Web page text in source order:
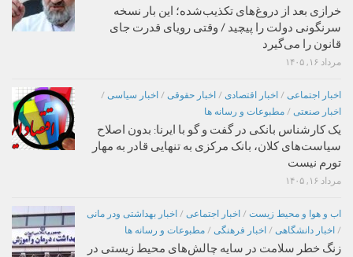
خرازی بعد از دروغ‌های تکذیب‌شده؛ این بار نسخه
سرنگونی دولت را پیچید / وقتی رویای قدرت جای
قانون را می‌گیرد
مرداد ۱۶, ۱۴۰۵
اخبار اجتماعی / اخبار اقتصادی / اخبار حقوقی / اخبار سیاسی /
اخبار صنعتی / مطبوعات و رسانه ها
یک کارشناس بانکی در گفت و گو با ایرنا: بدون اصلاح
سیاست‌های کلان، بانک مرکزی به تنهایی قادر به مهار
تورم نیست
مرداد ۱۶, ۱۴۰۵
اب و هوا و محیط زیست / اخبار اجتماعی / اخبار بهداشتی ودر مانی
/ اخبار دانشگاهی / اخبار فرهنگی / مطبوعات و رسانه ها
زنگ خطر سلامت در سایه چالش‌های محیط زیستی در